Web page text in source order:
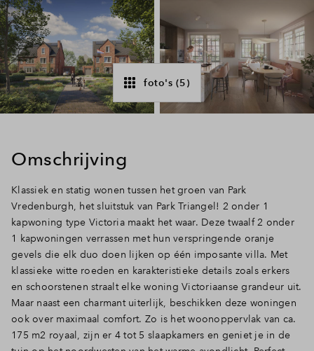
Inloggen
foto's (5)
Omschrijving
Klassiek en statig wonen tussen het groen van Park
Vredenburgh, het sluitstuk van Park Triangel! 2 onder 1
kapwoning type Victoria maakt het waar. Deze twaalf 2 onder
1 kapwoningen verrassen met hun verspringende oranje
gevels die elk duo doen lijken op één imposante villa. Met
klassieke witte roeden en karakteristieke details zoals erkers
en schoorstenen straalt elke woning Victoriaanse grandeur uit.
Maar naast een charmant uiterlijk, beschikken deze woningen
ook over maximaal comfort. Zo is het woonoppervlak van ca.
175 m2 royaal, zijn er 4 tot 5 slaapkamers en geniet je in de